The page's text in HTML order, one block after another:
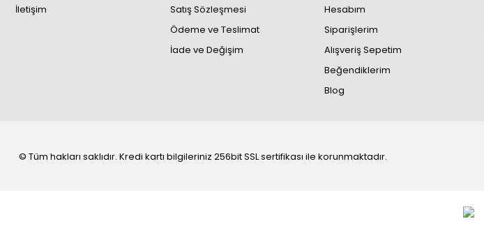
İletişim
Satış Sözleşmesi
Ödeme ve Teslimat
İade ve Değişim
Hesabım
Siparişlerim
Alışveriş Sepetim
Beğendiklerim
Blog
© Tüm hakları saklıdır. Kredi kartı bilgileriniz 256bit SSL sertifikası ile korunmaktadır.